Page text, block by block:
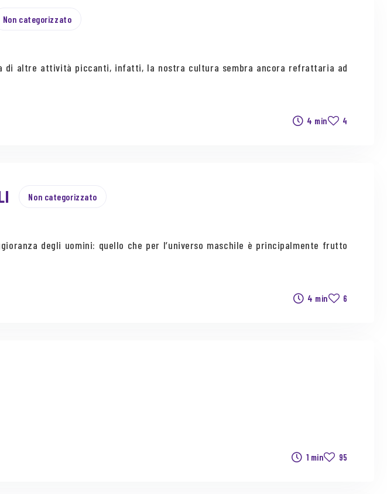
Non categorizzato
di altre attività piccanti, infatti, la nostra cultura sembra ancora refrattaria ad
4
4 min
Non categorizzato
degli uomini: quello che per l’universo maschile è principalmente frutto
6
4 min
95
1 min